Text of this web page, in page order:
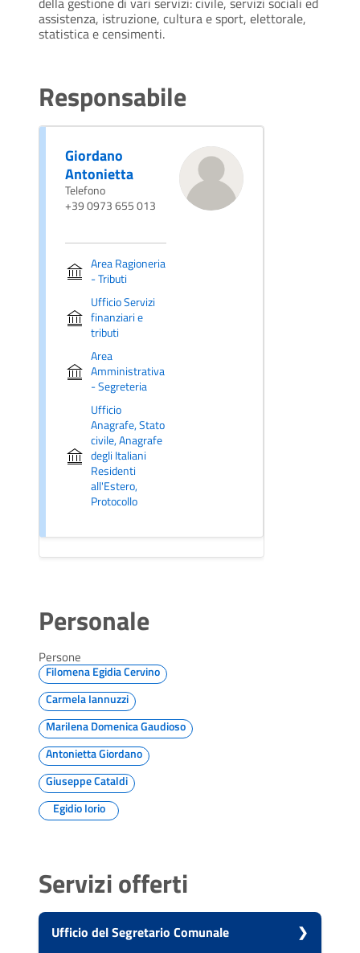
assistenza, istruzione, cultura e sport, elettorale,
statistica e censimenti.
Responsabile
Giordano
Antonietta
Telefono
+39 0973 655 013
Area Ragioneria
- Tributi
Ufficio Servizi
finanziari e
tributi
Area
Amministrativa
- Segreteria
Ufficio
Anagrafe, Stato
civile, Anagrafe
degli Italiani
Residenti
all'Estero,
Protocollo
Personale
Persone
Filomena Egidia Cervino
Carmela Iannuzzi
Marilena Domenica Gaudioso
Antonietta Giordano
Giuseppe Cataldi
Egidio Iorio
Servizi offerti
Ufficio del Segretario Comunale